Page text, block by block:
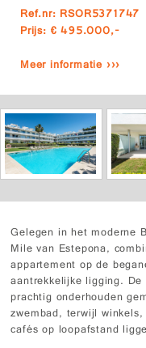
Ref.nr: RSOR5371747
Prijs: € 495.000,-
Meer informatie ›››
Gelegen in het moderne
Mile van Estepona,
appartement op de
aantrekkelijke ligging.
prachtig onderhouden
zwembad, terwijl
cafés op loopafstand